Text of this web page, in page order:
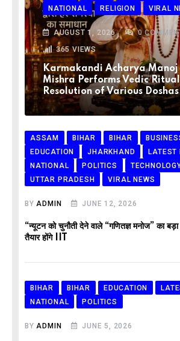
NATIONAL RELIGION VIRAL
AUGUST 1, 2026 0
365VIEWS
Karmakandi Acharya Manoj
Mishra Performs Vedic
Resolution of Various
ASSAM BIHAR BIHAR
EDUCATION
JHARKHAND
LATEST
NATIONAL
POLITICS
UTTAR PRADESH
VIRAL NEWS
BYADMIN JUNE 12, 2026
“न्यूटन को चुनौती देने वाले “गणितज्ञ मनोज” का बड़ा
तैयार होंगे IIT
BIHAR BIHAR EDUCATION
NATIONAL
POLITICS
BYADMIN JUNE 5, 2026